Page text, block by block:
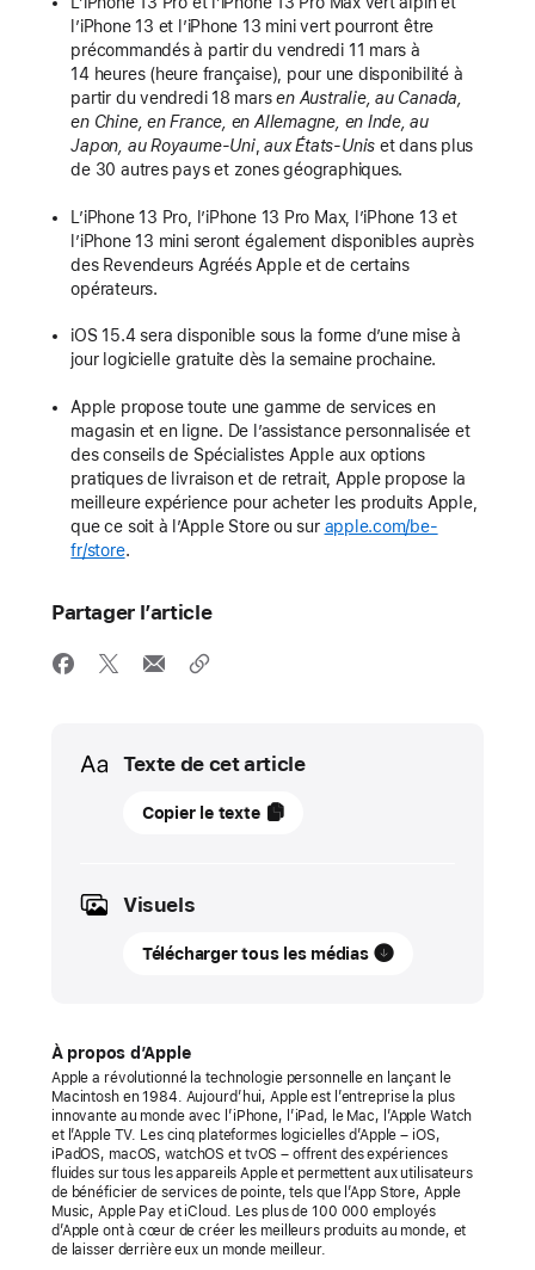
l’iPhone 13 et l’iPhone 13 mini vert pourront être
précommandés à partir du vendredi 11 mars à
14 heures (heure française), pour une disponibilité à
partir du vendredi 18 marsen Australie, au Canada,
en Chine, en France, en Allemagne, en Inde, au
Japon, au Royaume-Uni,aux États-Unis et dans plus
de 30 autres pays et zones géographiques.
L’iPhone 13 Pro, l’iPhone 13 Pro Max, l’iPhone 13 et
l’iPhone 13 mini seront également disponibles auprès
des Revendeurs Agréés Apple et de certains
opérateurs.
iOS 15.4 sera disponible sous la forme d’une mise à
jour logicielle gratuite dès la semaine prochaine.
Apple propose toute une gamme de services en
magasin et en ligne. De l’assistance personnalisée et
des conseils de Spécialistes Apple aux options
pratiques de livraison et de retrait, Apple propose la
meilleure expérience pour acheter les produits Apple,
que ce soit à l’Apple Store ou sur apple.com/be-
fr/store.
Partager l’article
Media
Texte de cet article
08
COMMUNIQUÉ
présente
de
superbes
nouvelles
finitions
vertes
pour
sa
Copier le texte
Visuels
Télécharger tous les médias
À propos d’Apple
Apple a révolutionné la technologie personnelle en lançant le
Macintosh en 1984. Aujourd’hui, Apple est l’entreprise la plus
innovante au monde avec l’iPhone, l’iPad, le Mac, l’Apple Watch
et l’Apple TV. Les cinq plateformes logicielles d’Apple – iOS,
iPadOS, macOS, watchOS et tvOS – offrent des expériences
fluides sur tous les appareils Apple et permettent aux utilisateurs
de bénéficier de services de pointe, tels que l’App Store, Apple
Music, Apple Pay et iCloud. Les plus de 100 000 employés
d’Apple ont à cœur de créer les meilleurs produits au monde, et
de laisser derrière eux un monde meilleur.